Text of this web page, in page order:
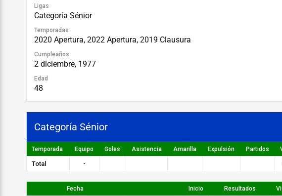
Ligas
Categoría Sénior
Temporadas
2020 Apertura, 2022 Apertura, 2019 Clausura
Cumpleaños
2 diciembre, 1977
Edad
48
Categoría Sénior
Temporada Equipo Goles Asistencia Amarilla Expulsión Partidos
Total -
Fecha Inicio Resultados